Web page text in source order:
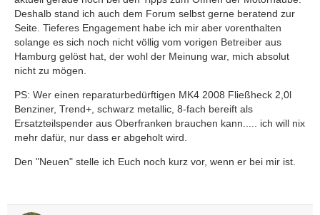
Deshalb stand ich auch dem Forum selbst gerne beratend zur
Seite. Tieferes Engagement habe ich mir aber vorenthalten
solange es sich noch nicht völlig vom vorigen Betreiber aus
Hamburg gelöst hat, der wohl der Meinung war, mich absolut
nicht zu mögen.
PS: Wer einen reparaturbedürftigen MK4 2008 Fließheck 2,0l
Benziner, Trend+, schwarz metallic, 8-fach bereift als
Ersatzteilspender aus Oberfranken brauchen kann..... ich will nix
mehr dafür, nur dass er abgeholt wird.
Den "Neuen" stelle ich Euch noch kurz vor, wenn er bei mir ist.